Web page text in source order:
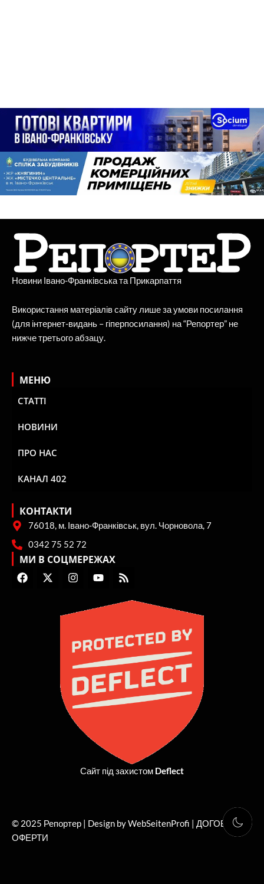
Новини Івано-Франківська та Прикарпаття
Використання матеріалів сайту лише за умови посилання
(для інтернет-видань – гіперпосилання) на “Репортер” не
нижче третього абзацу.
МЕНЮ
СТАТТІ
НОВИНИ
ПРО НАС
КАНАЛ 402
КОНТАКТИ
76018, м. Івано-Франківськ, вул. Чорновола, 7
0342 75 52 72
МИ В СОЦМЕРЕЖАХ
F
a
X
-
I
n
a
a
m
Y
o
t
e
R
s
Сайт під захистом Deflect
© 2025 Репортер | Design by WebSeitenProfi | ДОГОВІР
ОФЕРТИ